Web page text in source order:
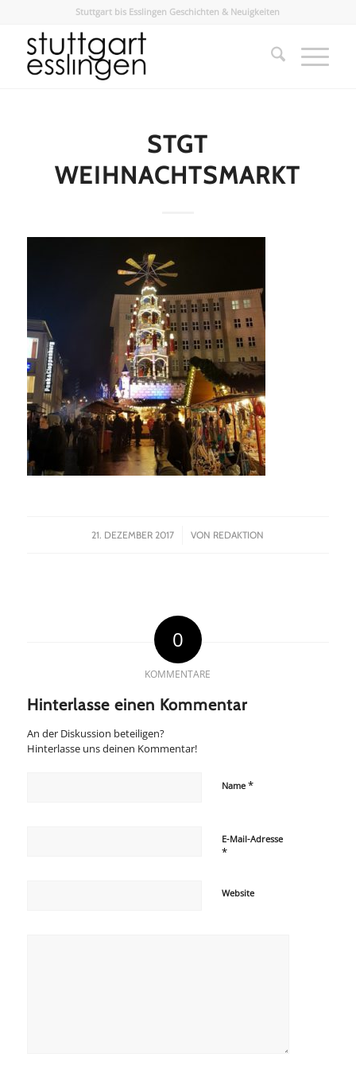
Stuttgart bis Esslingen Geschichten & Neuigkeiten
STGT
WEIHNACHTSMARKT
21. DEZEMBER 2017
/ VON REDAKTION
0
KOMMENTARE
Hinterlasse einen Kommentar
An der Diskussion beteiligen?
Hinterlasse uns deinen Kommentar!
Name *
E-Mail-Adresse
*
Website